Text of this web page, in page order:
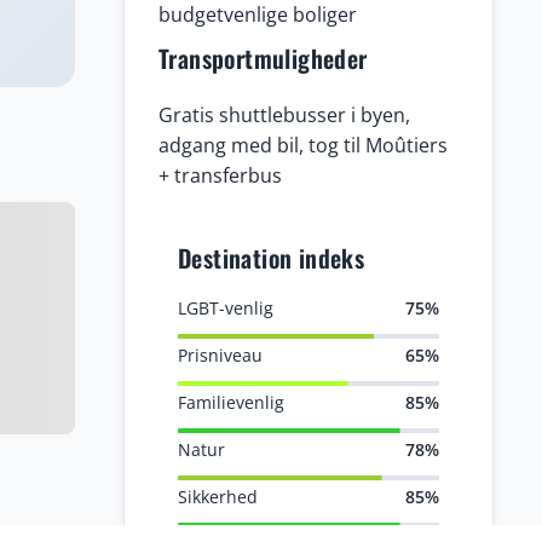
budgetvenlige boliger
Transportmuligheder
Gratis shuttlebusser i byen,
adgang med bil, tog til Moûtiers
+ transferbus
Destination indeks
LGBT-venlig 75%
Prisniveau 65%
Familievenlig 85%
Natur 78%
Sikkerhed 85%